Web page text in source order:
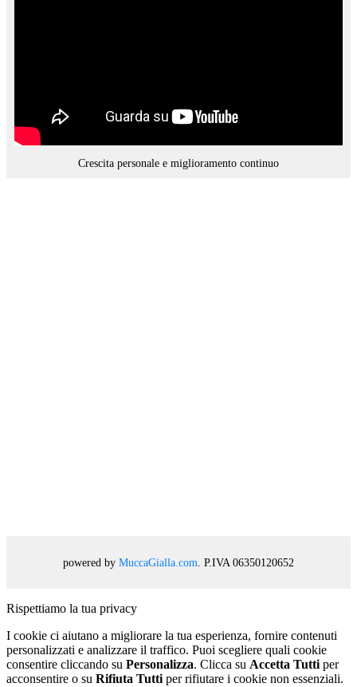
Crescita personale e miglioramento continuo
powered by MuccaGialla.com . P.IVA 06350120652
Rispettiamo la tua privacy
I cookie ci aiutano a migliorare la tua esperienza, fornire contenuti
personalizzati e analizzare il traffico. Puoi scegliere quali cookie
consentire cliccando su Personalizza. Clicca su Accetta Tutti per
acconsentire o su Rifiuta Tutti per rifiutare i cookie non essenziali.